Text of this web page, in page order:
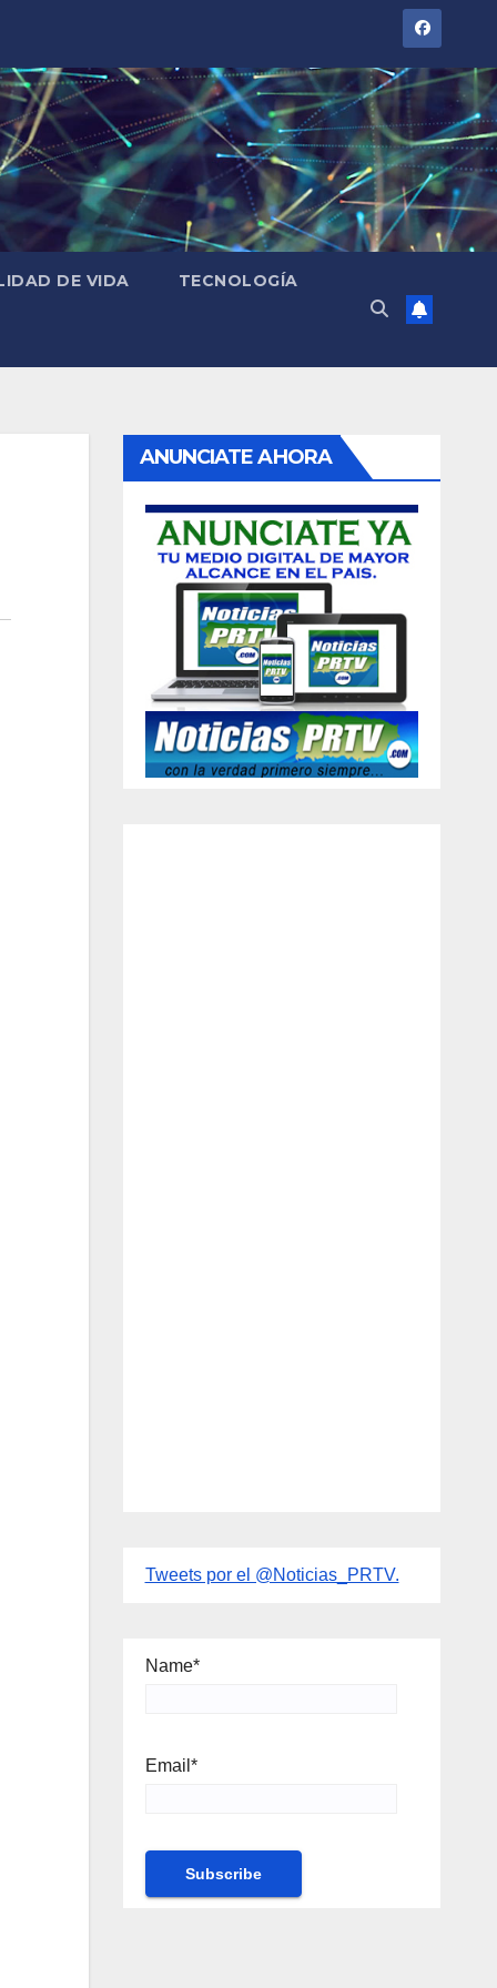
DE VIDA TECNOLOGÍA
ANUNCIATE AHORA
Tweets por el @Noticias_PRTV.
Name*
Email*